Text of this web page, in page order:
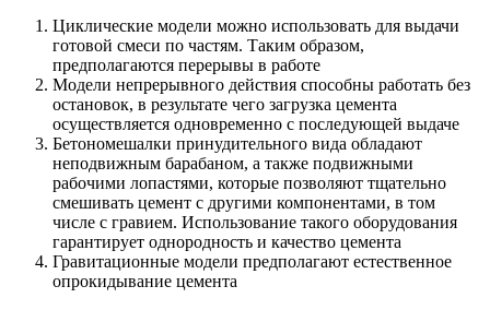
Циклические модели можно использовать для выдачи
готовой смеси по частям. Таким образом,
предполагаются перерывы в работе
Модели непрерывного действия способны работать без
остановок, в результате чего загрузка цемента
осуществляется одновременно с последующей выдаче
Бетономешалки принудительного вида обладают
неподвижным барабаном, а также подвижными
рабочими лопастями, которые позволяют тщательно
смешивать цемент с другими компонентами, в том
числе с гравием. Использование такого оборудования
гарантирует однородность и качество цемента
Гравитационные модели предполагают естественное
опрокидывание цемента